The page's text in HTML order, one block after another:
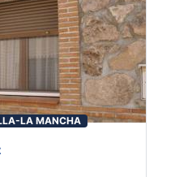
LA MANCHA